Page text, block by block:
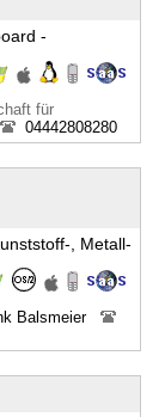
-
für
04442808280
, Metall-
Balsmeier